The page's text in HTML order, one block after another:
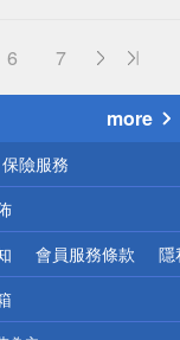
6 7
more
保險服務
會員服務條款 隱